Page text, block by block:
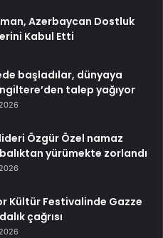
Azerbaycan Dostluk
Kabul Etti
başladılar, dünyaya
talep yağıyor
Özgür Özel namaz
yürümekte zorlandı
Kültür Festivalinde Gazze
çağrısı